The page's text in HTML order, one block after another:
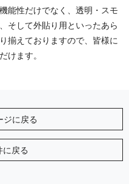
能性だけでなく、透明・スモ
そして外貼り用といったあら
揃えておりますので、皆様に
けます。
ジに戻る
戻る